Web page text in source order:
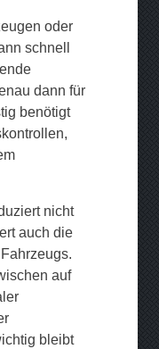
oder
schnell
dann für
benötigt
nicht
auch die
auf
bleibt